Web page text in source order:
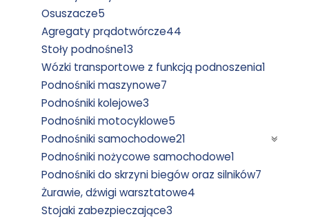
Osuszacze5
Agregaty prądotwórcze44
Stoły podnośne13
Wózki transportowe z funkcją podnoszenia1
Podnośniki maszynowe7
Podnośniki kolejowe3
Podnośniki motocyklowe5
Podnośniki samochodowe21
Podnośniki nożycowe samochodowe1
Podnośniki do skrzyni biegów oraz silników7
Żurawie, dźwigi warsztatowe4
Stojaki zabezpieczające3